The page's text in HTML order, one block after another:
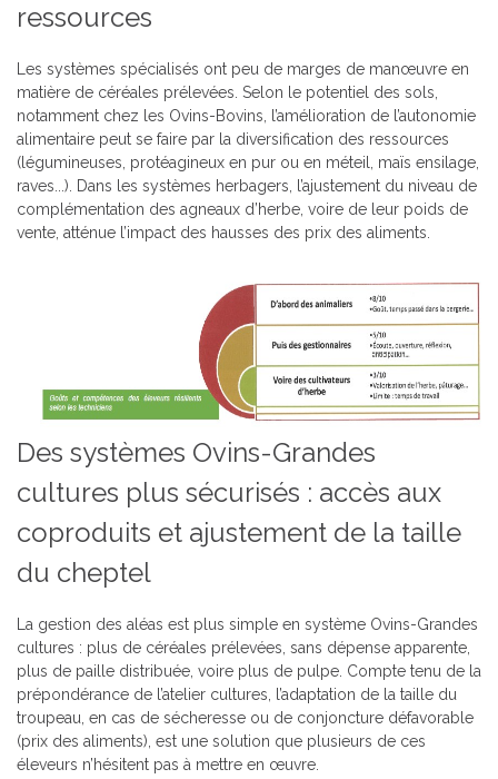
ressources
Les systèmes spécialisés ont peu de marges de manœuvre en
matière de céréales prélevées. Selon le potentiel des sols,
notamment chez les Ovins-Bovins, l’amélioration de l’autonomie
alimentaire peut se faire par la diversification des ressources
(légumineuses, protéagineux en pur ou en méteil, maïs ensilage,
raves...). Dans les systèmes herbagers, l’ajustement du niveau de
complémentation des agneaux d’herbe, voire de leur poids de
vente, atténue l’impact des hausses des prix des aliments.
Des systèmes Ovins-Grandes
cultures plus sécurisés : accès aux
coproduits et ajustement de la taille
du cheptel
La gestion des aléas est plus simple en système Ovins-Grandes
cultures : plus de céréales prélevées, sans dépense apparente,
plus de paille distribuée, voire plus de pulpe. Compte tenu de la
prépondérance de l’atelier cultures, l’adaptation de la taille du
troupeau, en cas de sécheresse ou de conjoncture défavorable
(prix des aliments), est une solution que plusieurs de ces
éleveurs n’hésitent pas à mettre en œuvre.